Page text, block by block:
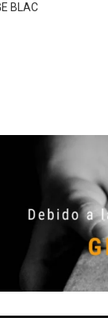
BLAC